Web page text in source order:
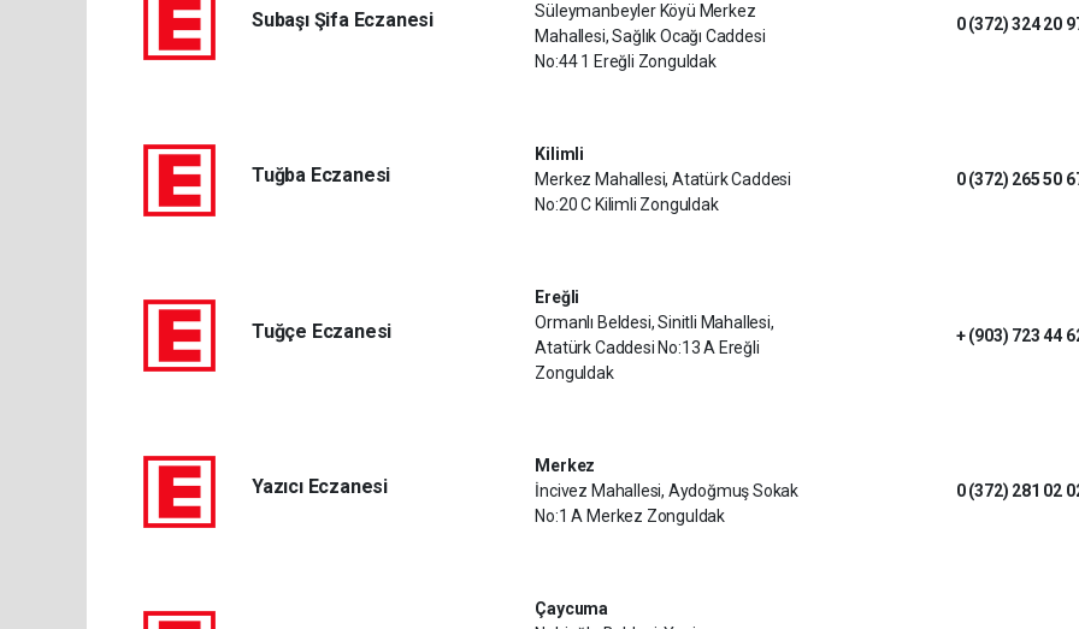
Subaşı Şifa Eczanesi
Süleymanbeyler Köyü Merkez
Mahallesi, Sağlık Ocağı Caddesi
No:44 1 Ereğli Zonguldak
0 (372) 324 20
Tuğba Eczanesi
Kilimli
Merkez Mahallesi, Atatürk Caddesi
No:20 C Kilimli Zonguldak
0 (372) 265 50
Tuğçe Eczanesi
Ereğli
Ormanlı Beldesi, Sinitli Mahallesi,
Atatürk Caddesi No:13 A Ereğli
Zonguldak
+ (903) 723 44
Yazıcı Eczanesi
Merkez
İncivez Mahallesi, Aydoğmuş Sokak
No:1 A Merkez Zonguldak
0 (372) 281 02
Çaycuma